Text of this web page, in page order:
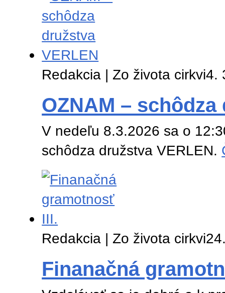
Redakcia | Zo života cirkvi4.
OZNAM –
V nedeľu 8.3.2026 sa o
schôdza družstva VERLEN.
Redakcia | Zo života cirkvi
Finanačná